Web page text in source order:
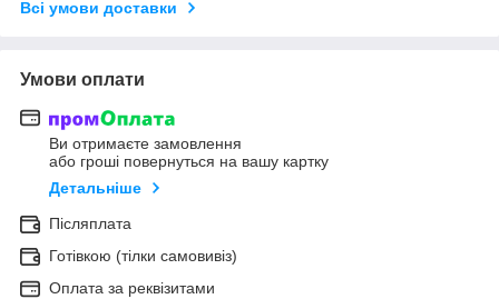
Всі умови доставки
Умови оплати
Ви отримаєте замовлення
або гроші повернуться на вашу картку
Детальніше
Післяплата
Готівкою (тілки самовивіз)
Оплата за реквізитами